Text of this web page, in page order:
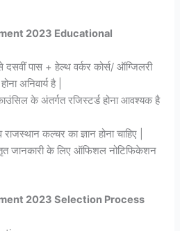
2023 Educational
दसवीं पास + हेल्थ वर्कर कोर्स/ ऑग्जिलरी
अनिवार्य है |
के अंतर्गत रजिस्टर्ड होना आवश्यक है
राजस्थान कल्चर का ज्ञान होना चाहिए |
जानकारी के लिए ऑफिशल नोटिफिकेशन
2023 Selection Process